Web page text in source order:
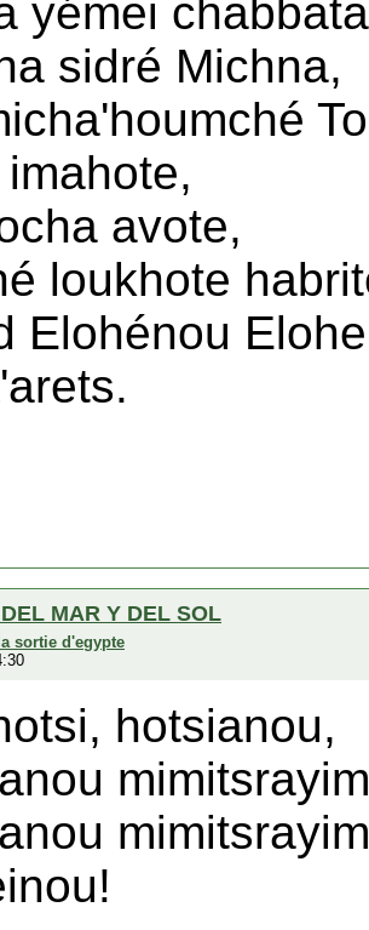
yémei
sidré Michna,
avote,
loukhote
Elohénou
MAR Y DEL SOL
sortie d'egypte
hotsianou,